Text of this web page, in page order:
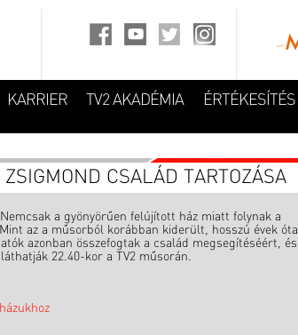
KARRIER TV2 AKADÉMIA ÉRTÉKESÍTÉS
CSALÁD TARTOZÁSA
a gyönyörűen felújított ház miatt folynak a
az a műsorból korábban kiderült, hosszú évek óta
azonban összefogtak a család megsegítéséért, és
22.40-kor a TV2 műsorán.